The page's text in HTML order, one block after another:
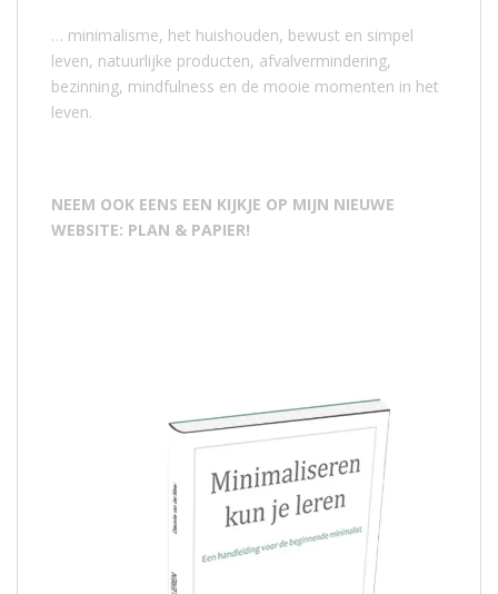
… minimalisme, het huishouden, bewust en simpel
leven, natuurlijke producten, afvalvermindering,
bezinning, mindfulness en de mooie momenten in het
leven.
NEEM OOK EENS EEN KIJKJE OP MIJN NIEUWE
WEBSITE: PLAN & PAPIER!